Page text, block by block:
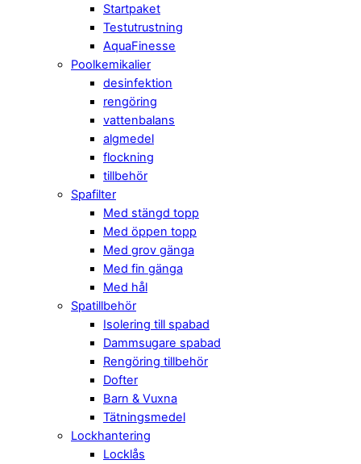
Startpaket
Testutrustning
AquaFinesse
Poolkemikalier
desinfektion
rengöring
vattenbalans
algmedel
flockning
tillbehör
Spafilter
Med stängd topp
Med öppen topp
Med grov gänga
Med fin gänga
Med hål
Spatillbehör
Isolering till spabad
Dammsugare spabad
Rengöring tillbehör
Dofter
Barn & Vuxna
Tätningsmedel
Lockhantering
Locklås